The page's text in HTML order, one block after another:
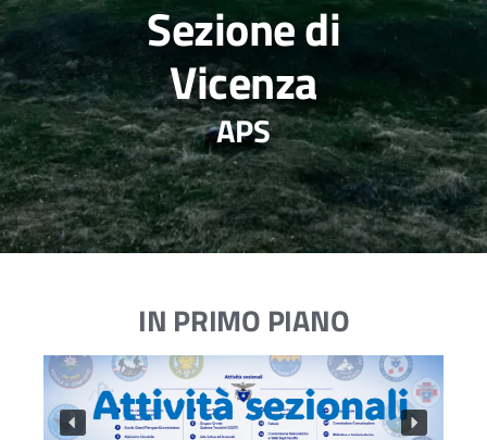
Sezione di
Vicenza
APS
IN PRIMO PIANO